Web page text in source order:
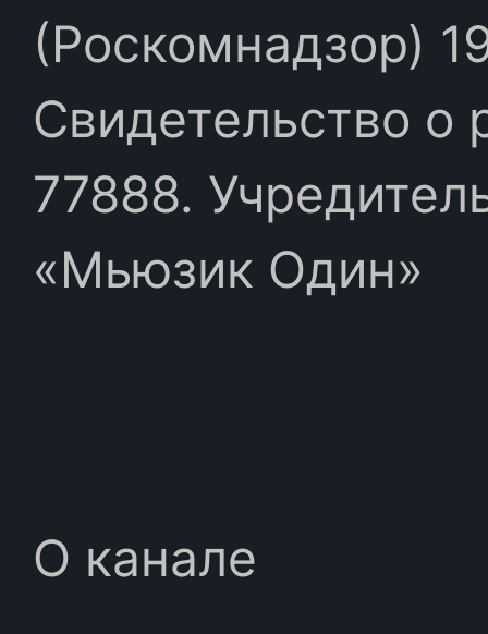
(Роскомнадзор)
Свидетельство
77888.
«Мьюзик Один»
О канале